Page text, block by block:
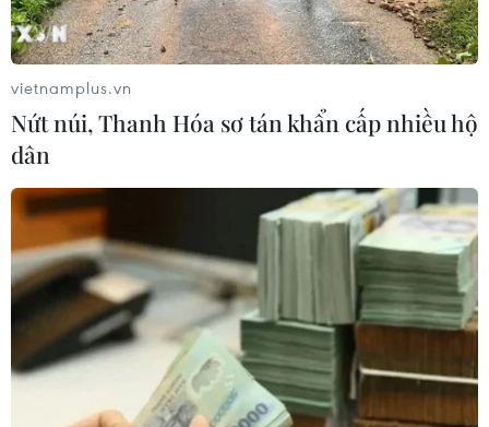
Chính phủ Đức đạt được thỏa thuận giảm
thuế điện sau nhiều tranh cãi
10/11/2023 01:32
Theo Hãng thông tấn Đức (DPA), kế hoạch bao gồm việc
độ trợ giá điện cho các ngành đặc biệt bị ảnh hưởng
bởi giá điện tăng cao.
vietnamplus.vn
Nứt núi, Thanh Hóa sơ tán khẩn cấp nhiều hộ
dân